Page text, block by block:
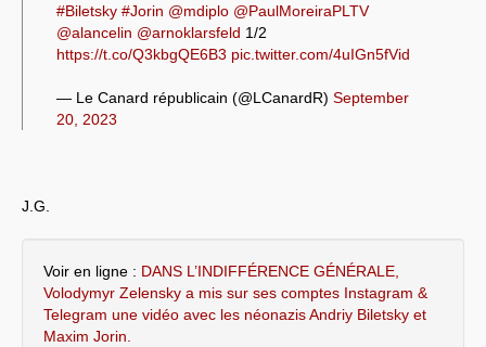
#Biletsky #Jorin @mdiplo @PaulMoreiraPLTV
@alancelin @arnoklarsfeld 1/2
https://t.co/Q3kbgQE6B3 pic.twitter.com/4uIGn5fVid
— Le Canard républicain (@LCanardR) September
20, 2023
J.G.
Voir en ligne : DANS L’INDIFFÉRENCE GÉNÉRALE,
Volodymyr Zelensky a mis sur ses comptes Instagram &
Telegram une vidéo avec les néonazis Andriy Biletsky et
Maxim Jorin.